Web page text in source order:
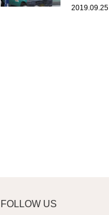
2019.09.25
FOLLOW US